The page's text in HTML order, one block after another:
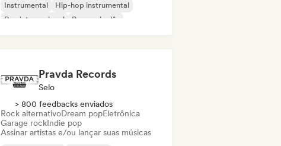
Instrumental
Hip-hop instrumental
Rap internacional
Rap em inglês
Pravda Records
Selo
> 800 feedbacks enviados
Rock alternativoDream popEletrônica
Garage rockIndie pop
Assinar artistas e/ou lançar suas músicas